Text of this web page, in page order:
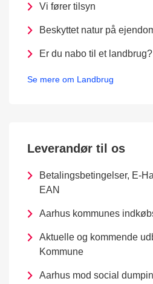
Vi fører tilsyn
Beskyttet natur på
Er du nabo til et landbrug?
Se mere om Landbrug
Leverandør til os
Betalingsbetingelser, E-
EAN
Aarhus kommunes
Aktuelle og kommende
Kommune
Aarhus mod social